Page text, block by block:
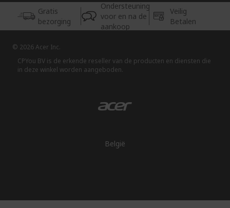
Gratis
bezorging
Ondersteuning
voor en na de
aankoop
Veilig
Betalen
© 2026 Acer Inc.
CPYou BV is de erkende reseller van de producten en diensten die
in deze winkel worden aangeboden.
België